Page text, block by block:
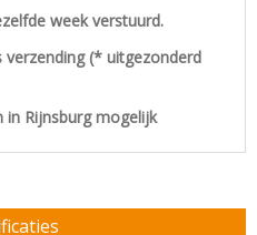
week verstuurd.
verzending (* uitgezonderd
in Rijnsburg mogelijk